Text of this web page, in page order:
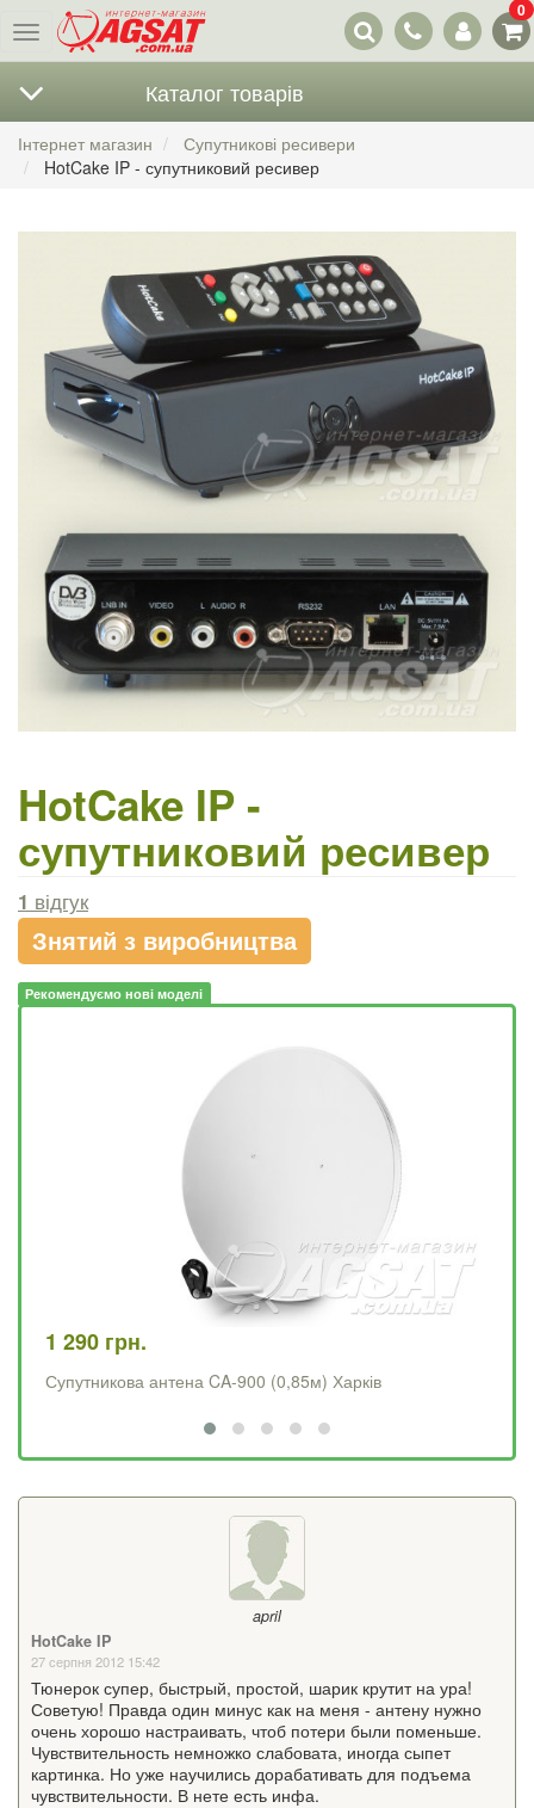
Меню
Наші
контакти
0
Каталог товарів
Інтернет магазин
Супутникові ресивери
HotCake IP - супутниковий ресивер
HotCake IP -
супутниковий ресивер
1 відгук
Знятий з виробництва
Рекомендуємо нові моделі
1 290 грн.
Супутникова антена CA-900 (0,85м) Харків
april
HotCake IP
27 серпня 2012 15:42
Тюнерок супер, быстрый, простой, шарик крутит на ура!
Советую! Правда один минус как на меня - антену нужно
очень хорошо настраивать, чтоб потери были поменьше.
Чувствительность немножко слабовата, иногда сыпет
картинка. Но уже научились дорабативать для подъема
чувствительности. В нете есть инфа.